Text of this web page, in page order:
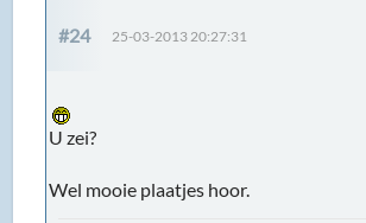
#24 25-03-2013 20:27:31
U zei?
Wel mooie plaatjes hoor.